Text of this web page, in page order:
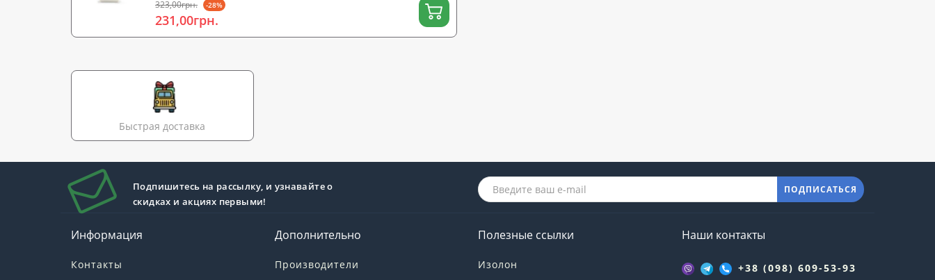
323,00грн. -28%
231,00грн.
Быстрая доставка
Подпишитесь на рассылку, и узнавайте о
скидках и акциях первыми!
ПОДПИСАТЬСЯ
Информация
Контакты
Дополнительно
Производители
Полезные ссылки
Изолон
Наши контакты
+38 (098) 609-53-93